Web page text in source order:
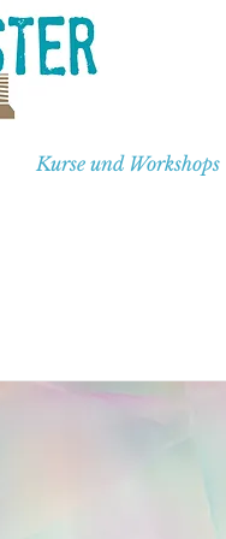
Kurse und Workshops